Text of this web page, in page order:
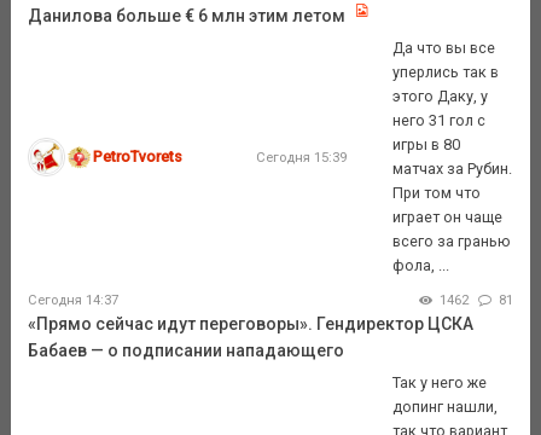
Данилова больше € 6 млн этим летом
PetroTvorets Сегодня 15:39
Да что вы все
уперлись так в
этого Даку, у
него 31 гол с
игры в 80
матчах за Рубин.
При том что
играет он чаще
всего за гранью
фола, ...
Сегодня 14:37 1462 81
«Прямо сейчас идут переговоры». Гендиректор ЦСКА
Бабаев — о подписании нападающего
Так у него же
допинг нашли,
так что вариант